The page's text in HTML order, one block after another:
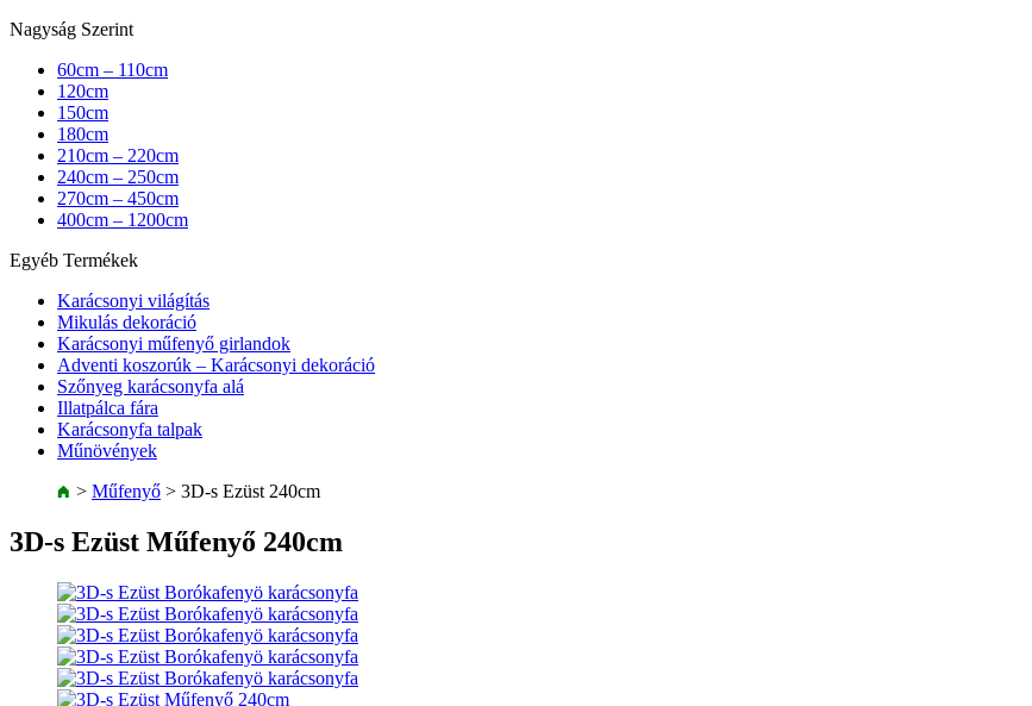
Nagyság Szerint
60cm – 110cm
120cm
150cm
180cm
210cm – 220cm
240cm – 250cm
270cm – 450cm
400cm – 1200cm
Egyéb Termékek
Karácsonyi világítás
Mikulás dekoráció
Karácsonyi műfenyő girlandok
Adventi koszorúk – Karácsonyi dekoráció
Szőnyeg karácsonyfa alá
Illatpálca fára
Karácsonyfa talpak
Műnövények
> Műfenyő > 3D-s Ezüst 240cm
3D-s Ezüst Műfenyő 240cm